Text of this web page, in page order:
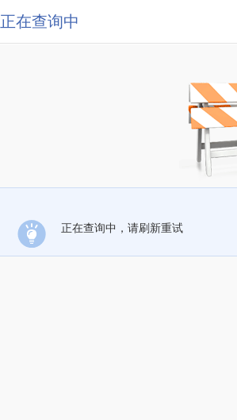
正在查询中
正在查询中，请刷新重试